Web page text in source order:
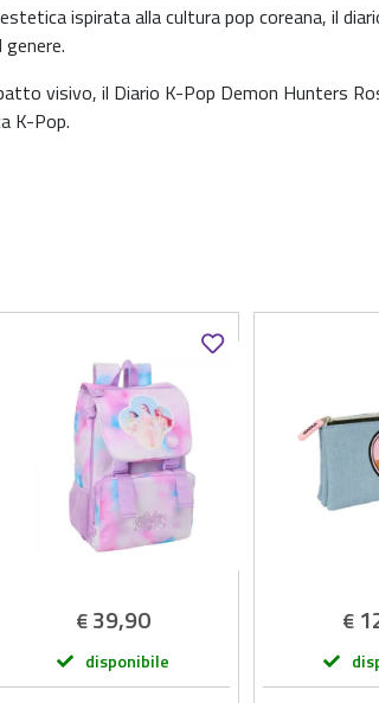
ispirata alla cultura pop coreana, il
visivo, il Diario K-Pop Demon Hunters
K-Pop.
€39,90
disponibile
€